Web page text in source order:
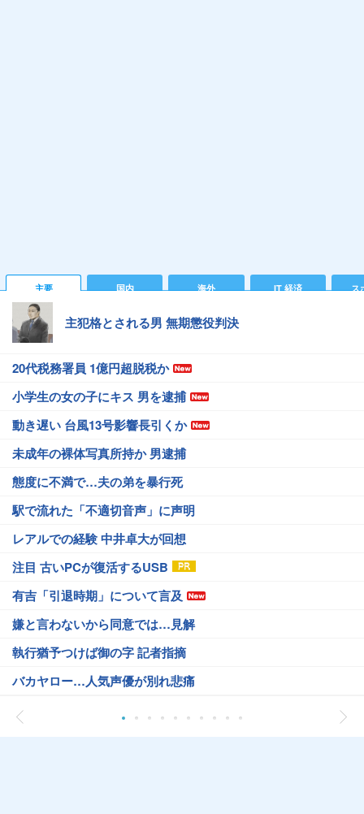
主要 国内 海外 IT 経済 ス
主犯格とされる男 無期懲役判決
20代税務署員 1億円超脱税か
小学生の女の子にキス 男を逮捕
動き遅い 台風13号影響長引くか
未成年の裸体写真所持か 男逮捕
態度に不満で…夫の弟を暴行死
駅で流れた「不適切音声」に声明
レアルでの経験 中井卓大が回想
注目 古いPCが復活するUSB
有吉「引退時期」について言及
嫌と言わないから同意では…見解
執行猶予つけば御の字 記者指摘
バカヤロー…人気声優が別れ悲痛